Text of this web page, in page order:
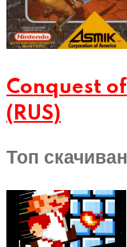
Conquest
(RUS)
Топ